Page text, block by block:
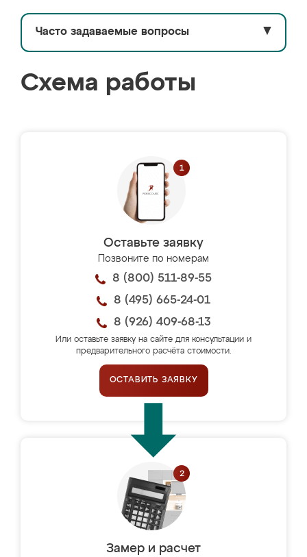
Часто задаваемые вопросы ▼
Схема работы
Оставьте заявку
Позвоните по номерам
8 (800) 511-89-55
8 (495) 665-24-01
8 (926) 409-68-13
Или оставьте заявку на сайте для консультации и
предварительного расчёта стоимости.
ОСТАВИТЬ ЗАЯВКУ
Замер и расчет